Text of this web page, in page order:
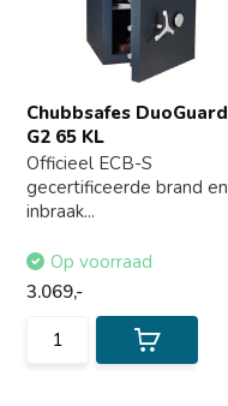
Chubbsafes DuoGuard
G2 65 KL
Officieel ECB-S
gecertificeerde brand en
inbraak...
Op voorraad
3.069,-